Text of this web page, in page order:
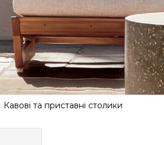
Кавові та приставні столики